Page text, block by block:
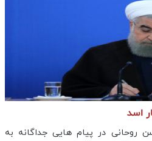
اسد
روحانی در پیام هایی جداگانه به